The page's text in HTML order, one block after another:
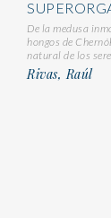
De la medusa
hongos de
natural de los
Rivas, Raúl